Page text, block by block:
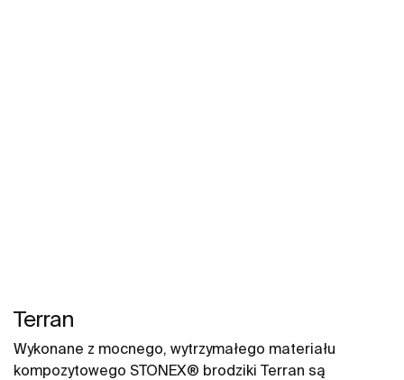
Terran
Wykonane z mocnego, wytrzymałego materiału
kompozytowego STONEX® brodziki Terran są